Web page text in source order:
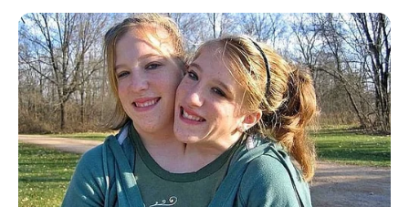
Batik Lasem dengan warna cerah sudah menembus
pasar ekspor sejak abad ke-19